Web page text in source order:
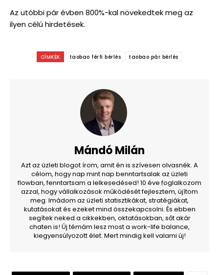
Az utóbbi pár évben 800%-kal növekedtek meg az
ilyen célú hirdetések.
CÍMKÉK taobao férfi bérlés taobao pár bérlés
Mándó Milán
Azt az üzleti blogot írom, amit én is szívesen olvasnék. A
célom, hogy nap mint nap benntartsalak az üzleti
flowban, fenntartsam a lelkesedésed! 10 éve foglalkozom
azzal, hogy vállalkozások működését fejlesztem, újítom
meg. Imádom az üzleti statisztikákat, stratégiákat,
kutatásokat és ezeket mind összekapcsolni. És ebben
segítek neked a cikkekben, oktatásokban, sőt akár
chaten is! Új témám lesz most a work-life balance,
kiegyensúlyozott élet. Mert mindig kell valami új!